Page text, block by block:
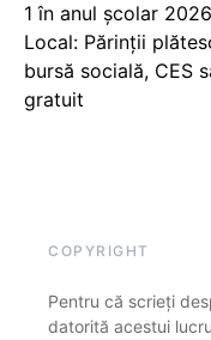
1 în anul școlar
Local: Părinții
bursă socială, CES
gratuit
COPYRIGHT
Pentru că scrieți
datorită acestui